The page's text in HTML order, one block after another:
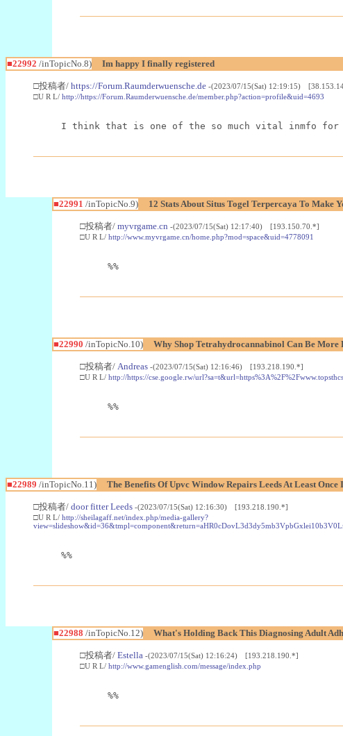
■22992 /inTopicNo.8) Im happy I finally registered
□投稿者/ https://Forum.Raumderwuensche.de -(2023/07/15(Sat) 12:19:15)
□U R L/ http://https://Forum.Raumderwuensche.de/member.php?action=profile&uid=4693
I think that is one of the so much vital inmfo for
■22991 /inTopicNo.9) 12 Stats About Situs Togel Terpercaya To Make
□投稿者/ myvrgame.cn -(2023/07/15(Sat) 12:17:40) [193.150.70.*]
□U R L/ http://www.myvrgame.cn/home.php?mod=space&uid=4778091
%%
■22990 /inTopicNo.10) Why Shop Tetrahydrocannabinol Can Be More
□投稿者/ Andreas -(2023/07/15(Sat) 12:16:46) [193.218.190.*]
□U R L/ http://https://cse.google.rw/
%%
■22989 /inTopicNo.11) The Benefits Of Upvc Window Repairs Leeds At Least
□投稿者/ door fitter Leeds -(2023/07/15(Sat) 12:16:30) [193.218.190.*]
□U R L/ http://sheilagaff.net/index.php/media-gallery?
%%
■22988 /inTopicNo.12) What's Holding Back This Diagnosing Adult
□投稿者/ Estella -(2023/07/15(Sat) 12:16:24) [193.218.190.*]
□U R L/ http://www.gamenglish.com/message/index.php
%%